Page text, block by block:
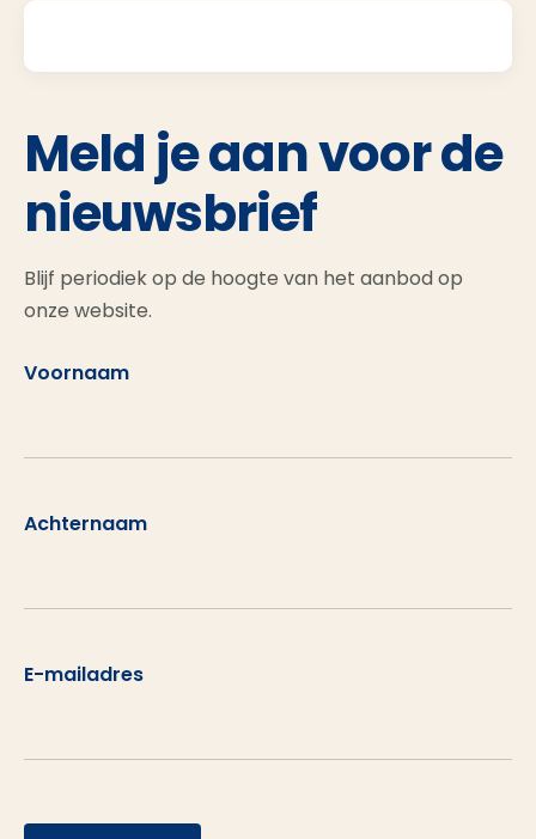
Meld je aan voor de
nieuwsbrief
Blijf periodiek op de hoogte van het aanbod op
onze website.
Voornaam
Achternaam
E-mailadres